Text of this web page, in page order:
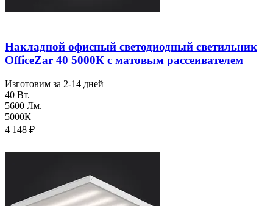
Накладной офисный светодиодный светильник
OfficeZar 40 5000К с матовым рассеивателем
Изготовим за 2-14 дней
40 Вт.
5600 Лм.
5000К
4 148 ₽